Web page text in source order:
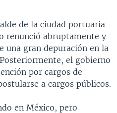
de la ciudad portuaria
renunció abruptamente y
una gran depuración en la
el gobierno
por cargos de
a cargos públicos.
en México, pero